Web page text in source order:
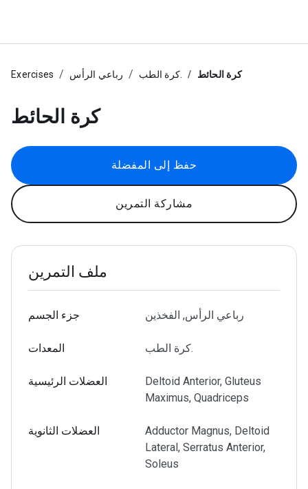
Exercises رباعي الرأس كرة الحائط
كرة الحائط
حفظ إلى المفضلة
مشاركة التمرين
ملف التمرين
جزء الجسم رباعي الرأس, الفخذين
المعدات كرة الطب.
العضلات الرئيسية
Deltoid Anterior, Gluteus
Maximus, Quadriceps
العضلات الثانوية
Adductor Magnus, Deltoid
Lateral, Serratus Anterior,
Soleus